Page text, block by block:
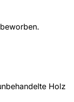
Holz